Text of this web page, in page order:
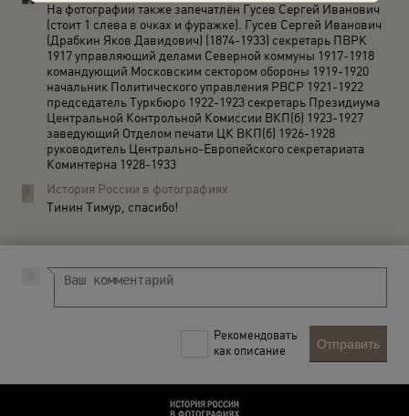
На фотографии также запечатлён Гусев Сергей Иванович
(стоит 1 слева в очках и фуражке). Гусев Сергей Иванович
(Драбкин Яков Давидович) (1874-1933) секретарь ПВРК
1917 управляющий делами Северной коммуны 1917-1918
командующий Московским сектором обороны 1919-1920
начальник Политического управления РВСР 1921-1922
председатель Туркбюро 1922-1923 секретарь Президиума
Центральной Контрольной Комиссии ВКП(б) 1923-1927
заведующий Отделом печати ЦК ВКП(б) 1926-1928
руководитель Центрально-Европейского секретариата
Коминтерна 1928-1933
История России в фотографиях
Тинин Тимур, спасибо!
Рекомендовать
как описание
Отправить